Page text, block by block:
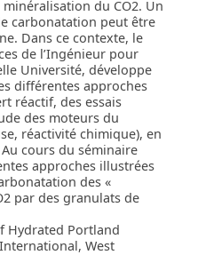
du CO2. Un
carbonatation peut être
Dans ce contexte, le
de l’Ingénieur pour
Université, développe
différentes approches
réactif, des essais
des moteurs du
réactivité chimique), en
cours du séminaire
approches illustrées
des «
par des granulats de
Hydrated Portland
West